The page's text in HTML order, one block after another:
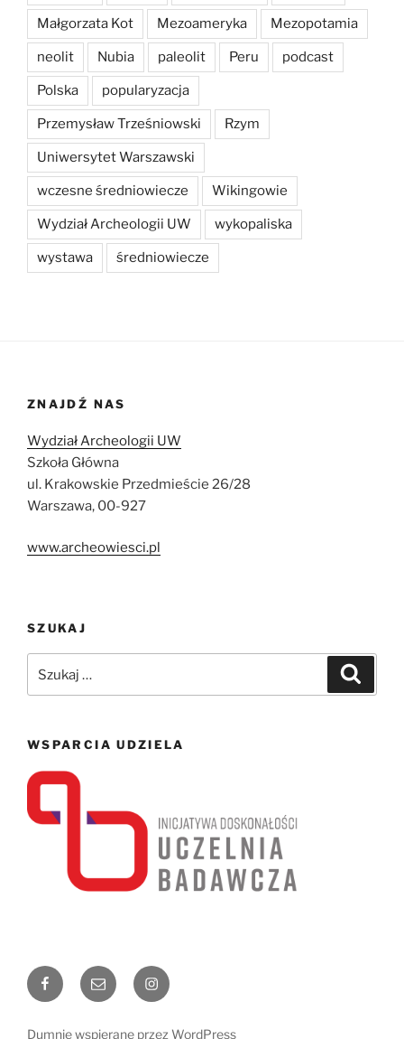
Małgorzata Kot Mezoameryka Mezopotamia
neolit Nubia paleolit Peru podcast
Polska popularyzacja
Przemysław Trześniowski Rzym
Uniwersytet Warszawski
wczesne średniowiecze Wikingowie
Wydział Archeologii UW wykopaliska
wystawa średniowiecze
ZNAJDŹ NAS
Wydział Archeologii UW
Szkoła Główna
ul. Krakowskie Przedmieście 26/28
Warszawa, 00-927
www.archeowiesci.pl
SZUKAJ
WSPARCIA UDZIELA
FacebookEmail Instagram
Dumnie wspierane przez WordPress